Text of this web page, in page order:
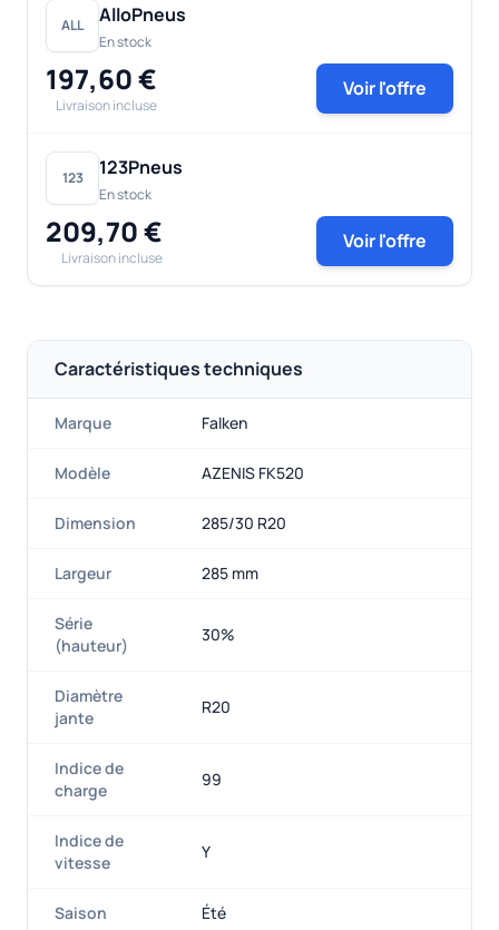
ALL AlloPneus
En stock
197,60 €
Livraison incluse
Voir l'offre
123 123Pneus
En stock
209,70 €
Livraison incluse
Voir l'offre
Caractéristiques techniques
Marque Falken
Modèle AZENIS FK520
Dimension 285/30 R20
Largeur 285 mm
Série
(hauteur)
30%
Diamètre
jante
R20
Indice de
charge
99
Indice de
vitesse
Y
Saison Été